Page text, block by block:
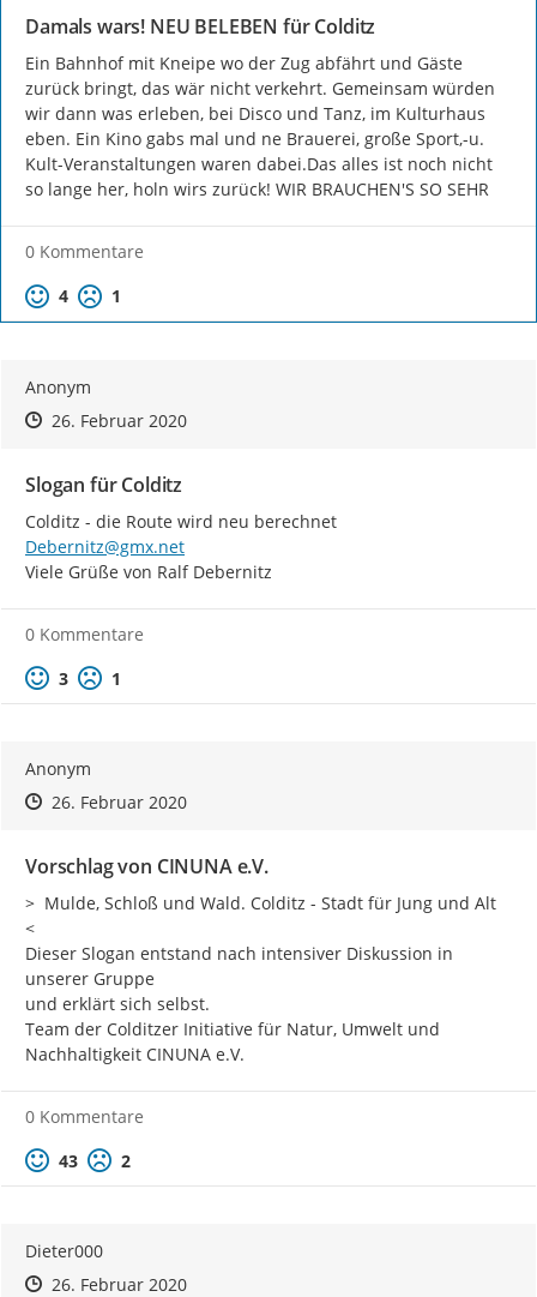
Damals wars! NEU BELEBEN für Colditz
Ein Bahnhof mit Kneipe wo der Zug abfährt und Gäste
zurück bringt, das wär nicht verkehrt. Gemeinsam würden
wir dann was erleben, bei Disco und Tanz, im Kulturhaus
eben. Ein Kino gabs mal und ne Brauerei, große Sport,-u.
Kult-Veranstaltungen waren dabei.Das alles ist noch nicht
so lange her, holn wirs zurück! WIR BRAUCHEN'S SO SEHR
0 Kommentare
Positive Bewertung
4 Negative Bewertung
1
Anonym
Zeitpunkt des Erstellens
Zeitpunkt des Erstellens
26. Februar 2020Zur Äußerung
Slogan für Colditz
Debernitz@gmx.net
Viele Grüße von Ralf Debernitz
0 Kommentare
Positive Bewertung
3 Negative Bewertung
1
Anonym
Zeitpunkt des Erstellens
Zeitpunkt des Erstellens
26. Februar 2020Zur Äußerung
Vorschlag von CINUNA e.V.
>  Mulde, Schloß und Wald. Colditz - Stadt für Jung und Alt
<
Dieser Slogan entstand nach intensiver Diskussion in
unserer Gruppe
und erklärt sich selbst.
Team der Colditzer Initiative für Natur, Umwelt und
Nachhaltigkeit CINUNA e.V.
0 Kommentare
Positive Bewertung
43 Negative Bewertung
2
Dieter000
Zeitpunkt des Erstellens
Zeitpunkt des Erstellens
26. Februar 2020Zur Äußerung